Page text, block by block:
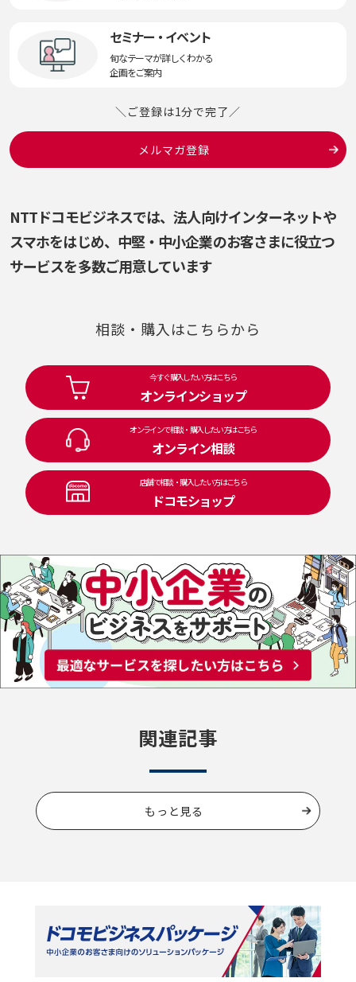
セミナー・イベント
旬なテーマが詳しくわかる
企画をご案内
＼ご登録は1分で完了／
メルマガ登録
NTTドコモビジネスでは、法人向けインターネットや
スマホをはじめ、 中堅・中小企業のお客さまに役立つ
サービスを多数ご用意しています
相談・購入はこちらから
今すぐ購入したい方はこちら
オンラインショップ
オンラインで相談・購入したい方はこちら
オンライン相談
店舗で相談・購入したい方はこちら
ドコモショップ
関連記事
もっと見る